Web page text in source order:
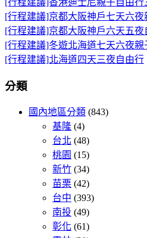
[行程建議]香港迪士尼親子自由行
[行程建議]京都大阪神戶七天六夜
[行程建議]京都大阪神戶六天五夜
[行程建議]冬遊北海道七天六夜親
[行程建議]北海道四天三夜自由行
分類
國內地區分類 (843)
基隆 (4)
台北 (48)
桃園 (15)
新竹 (34)
苗栗 (42)
台中 (393)
南投 (49)
彰化 (61)